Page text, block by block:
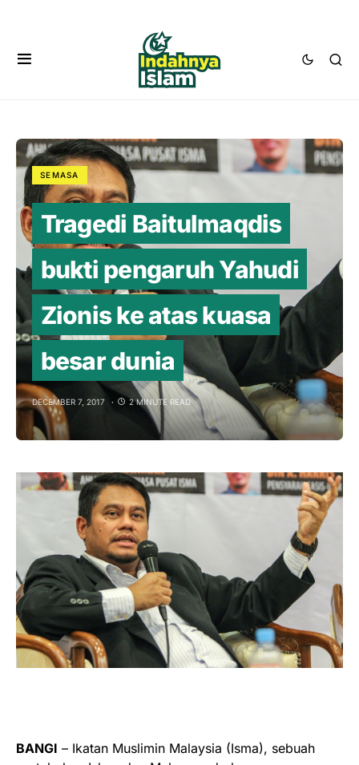
SEMASA
Tragedi Baitulmaqdis
bukti pengaruh Yahudi
Zionis ke atas kuasa
besar dunia
DECEMBER 7, 2017 2 MINUTE READ
BANGI – Ikatan Muslimin Malaysia (Isma), sebuah